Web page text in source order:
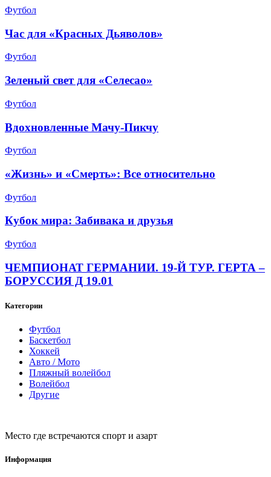
Футбол
Час для «Красных Дьяволов»
Футбол
Зеленый свет для «Селесао»
Футбол
Вдохновленные Мачу-Пикчу
Футбол
«Жизнь» и «Смерть»: Все относительно
Футбол
Кубок мира: Забивака и друзья
Футбол
ЧЕМПИОНАТ ГЕРМАНИИ. 19-Й ТУР. ГЕРТА –
БОРУССИЯ Д 19.01
Категории
Футбол
Баскетбол
Хоккей
Авто / Мото
Пляжный волейбол
Волейбол
Другие
Место где встречаются спорт и азарт
Информация